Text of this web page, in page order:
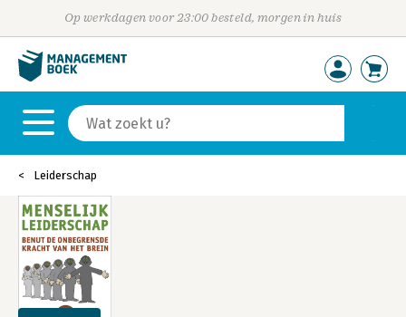
Op werkdagen voor 23:00 besteld, morgen in huis
Leiderschap